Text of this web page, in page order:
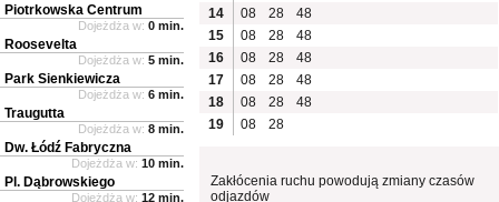
14
08 28
48
15
08 28
48
16
08 28
48
17
08 28
48
18
08 28
48
19
08 28
Zakłócenia ruchu powodują zmiany czasów
odjazdów
Piotrkowska Centrum
Dojeżdża w: 0 min.
Roosevelta
Dojeżdża w: 5 min.
Park Sienkiewicza
Dojeżdża w: 6 min.
Traugutta
Dojeżdża w: 8 min.
Dw. Łódź Fabryczna
Dojeżdża w: 10 min.
Pl. Dąbrowskiego
Dojeżdża w: 12 min.